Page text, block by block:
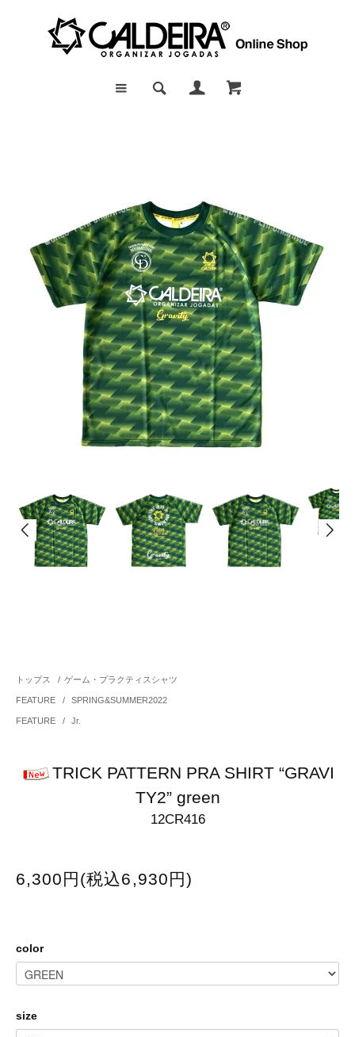
トップス / ゲーム・プラクティスシャツ
FEATURE / SPRING&SUMMER2022
FEATURE / Jr.
TRICK PATTERN PRA SHIRT “GRAVI
TY2” green
12CR416
6,300円(税込6,930円)
color
size